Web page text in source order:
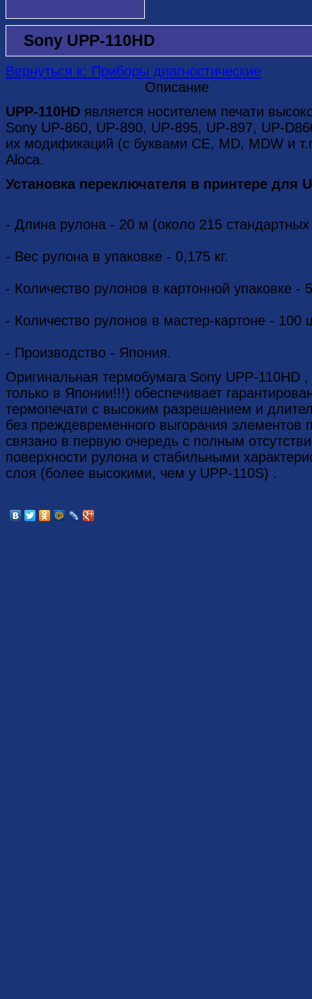
Sony UPP-110HD
Вернуться к: Приборы диагностические
Описание
UPP-110HD является носителем печати
Sony UP-860, UP-890, UP-895, UP-897, UP-
их модификаций (с буквами CE, MD, MDW и
Aloca.
Установка переключателя в принтере для
- Длина рулона - 20 м (около 215
- Вес рулона в упаковке - 0,175 кг.
- Количество рулонов в картонной упаковке -
- Количество рулонов в мастер-картоне - 100
- Производство - Япония.
Оригинальная термобумага Sony UPP-110HD
только в Японии!!!) обеспечивает
термопечати с высоким разрешением и
без преждевременного выгорания элементов
связано в первую очередь с полным
поверхности рулона и стабильными
слоя (более высокими, чем у UPP-110S) .